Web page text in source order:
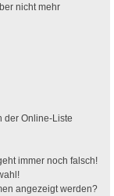
nicht mehr
der Online-Liste
immer noch falsch!
angezeigt werden?